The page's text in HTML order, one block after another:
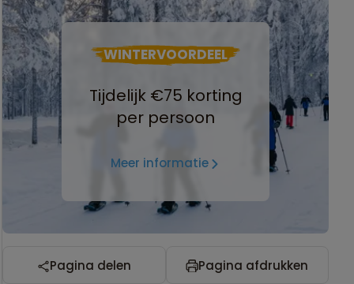
WINTERVOORDEEL
Tijdelijk €75 korting
per persoon
Meer informatie
Pagina delen Pagina afdrukken